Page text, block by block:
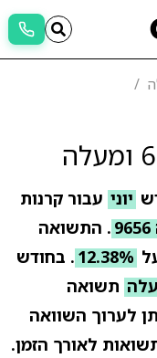
יוני עבור קרנות
. התשואה
12.38% . בחודש
תשואה
לערוך השוואה
לאורך הזמן.